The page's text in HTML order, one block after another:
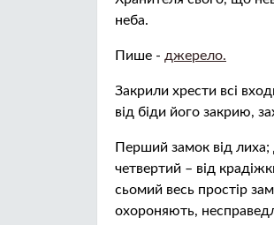
неба.
Пише - джерело.
Закрили хрести всі
від біди його закрию,
Перший замок від лиха;
четвертий – від
сьомий весь простір
охороняють,